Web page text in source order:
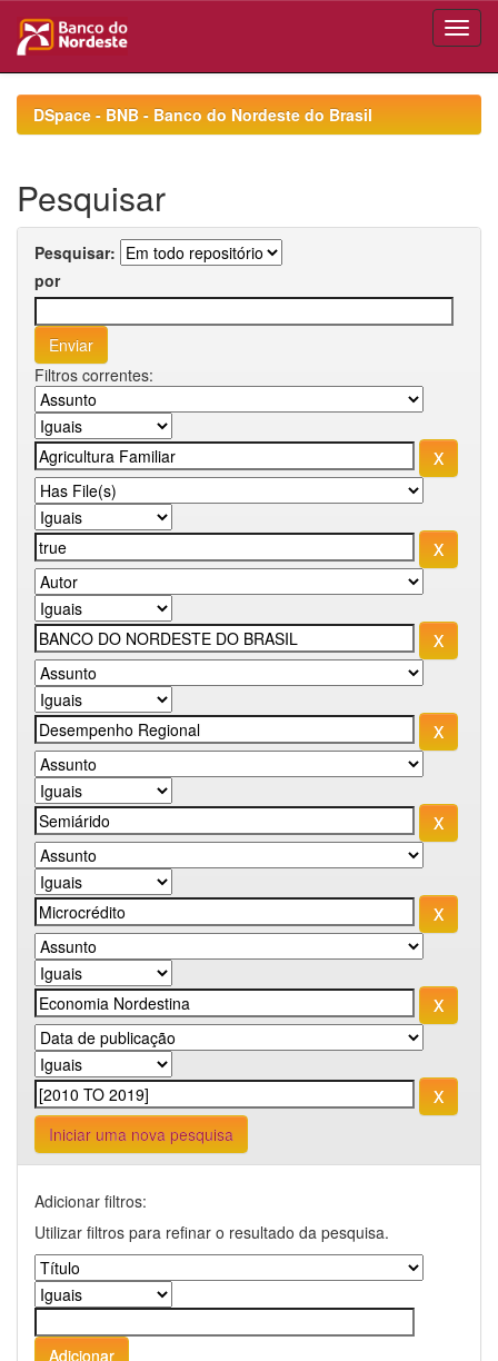
navigationDSpace - BNB - Banco do Nordeste do Brasil
Pesquisar
Pesquisar:
por
Filtros correntes:
Iniciar uma nova pesquisa
Adicionar filtros:
Utilizar filtros para refinar o resultado da pesquisa.